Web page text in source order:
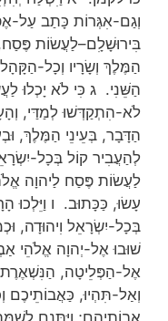
וְגַם-אִגְּרוֹת כָּתַב עַל-
בִּירוּשָׁלִָם–לַעֲשׂוֹת
הַמֶּלֶךְ וְשָׂרָיו וְכָל-
הַשֵּׁנִי. ג כִּי לֹא יָכְלוּ
לֹא-הִתְקַדְּשׁוּ לְמַדַּי,
הַדָּבָר, בְּעֵינֵי הַמֶּלֶךְ,
לְהַעֲבִיר קוֹל בְּכָל-
לַעֲשׂוֹת פֶּסַח לַיהוָה
עָשׂוּ, כַּכָּתוּב. ו וַיֵּלְכוּ
בְּכָל-יִשְׂרָאֵל וִיהוּדָה,
שׁוּבוּ אֶל-יְהוָה אֱלֹהֵי
אֶל-הַפְּלֵיטָה,
וְאַל-תִּהְיוּ, כַּאֲבוֹתֵיכֶם
אֲבוֹתֵיהֶם; וַיִּתְּנֵם